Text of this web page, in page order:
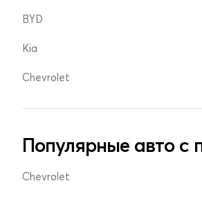
BYD
Kia
Chevrolet
Популярные авто с
Chevrolet